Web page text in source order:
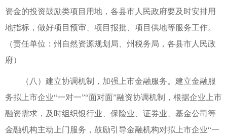
资金的投资鼓励类项目用地，各县市人民政府要及时安排用
地指标，做好项目预审、项目报批、项目供地等服务工作。
（责任单位：州自然资源规划局、州税务局，各县市人民政
府）
（八）建立协调机制，加强上市金融服务。建立金融服
务拟上市企业“一对一”“面对面”融资协调机制，根据企业上市
融资需求，及时组织银行业、保险业、证券业、基金公司等
金融机构主动上门服务，鼓励引导金融机构对拟上市企业“一